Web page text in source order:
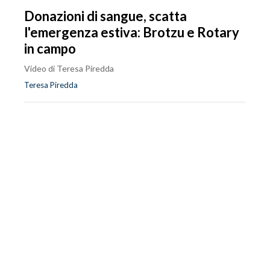
Donazioni di sangue, scatta
l'emergenza estiva: Brotzu e Rotary
in campo
Video di Teresa Piredda
Teresa Piredda